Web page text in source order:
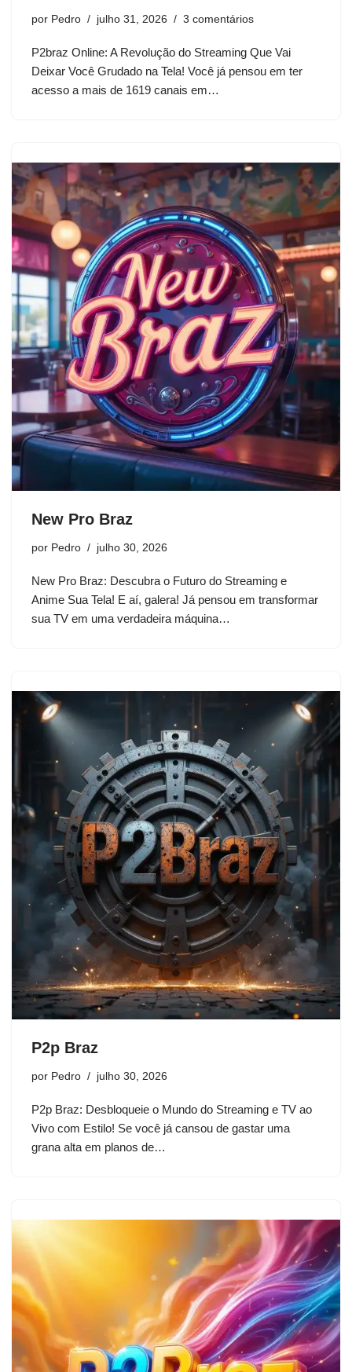
por Pedro julho 31, 2026 3 comentários
P2braz Online: A Revolução do Streaming Que Vai
Deixar Você Grudado na Tela! Você já pensou em ter
acesso a mais de 1619 canais em…
New Pro Braz
por Pedro julho 30, 2026
New Pro Braz: Descubra o Futuro do Streaming e
Anime Sua Tela! E aí, galera! Já pensou em transformar
sua TV em uma verdadeira máquina…
P2p Braz
por Pedro julho 30, 2026
P2p Braz: Desbloqueie o Mundo do Streaming e TV ao
Vivo com Estilo! Se você já cansou de gastar uma
grana alta em planos de…